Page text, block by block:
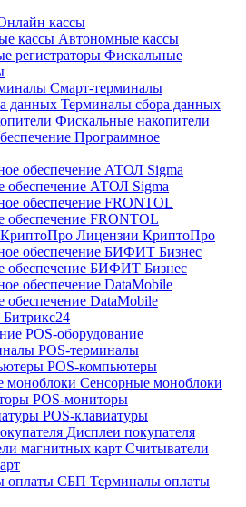
кассы
Автономные кассы
Фискальные
Смарт-терминалы
Терминалы сбора данных
Фискальные накопители
Программное
обеспечение АТОЛ Sigma
обеспечение FRONTOL
Лицензии КриптоПро
обеспечение БИФИТ Бизнес
обеспечение DataMobile
Битрикс24
POS-оборудование
POS-терминалы
POS-компьютеры
Сенсорные моноблоки
POS-мониторы
POS-клавиатуры
Дисплеи покупателя
Считыватели
Терминалы оплаты